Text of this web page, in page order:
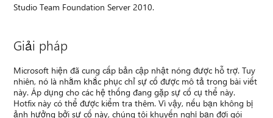
Studio Team Foundation Server 2010.
Giải pháp
Microsoft hiện đã cung cấp bản cập nhật nóng được hỗ trợ. Tuy
nhiên, nó là nhằm khắc phục chỉ sự cố được mô tả trong bài viết
này. Áp dụng cho các hệ thống đang gặp sự cố cụ thể này.
Hotfix này có thể được kiểm tra thêm. Vì vậy, nếu bạn không bị
ảnh hưởng bởi sự cố này, chúng tôi khuyến nghị bạn đợi gói